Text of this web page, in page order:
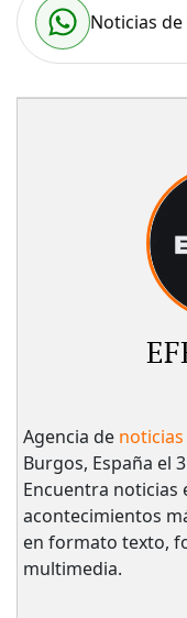
Noticias de
Agencia de
Burgos, España el
Encuentra noticias
acontecimientos
en formato texto,
multimedia.